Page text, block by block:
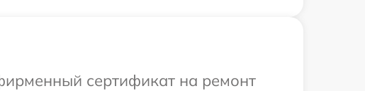
сертификат на ремонт